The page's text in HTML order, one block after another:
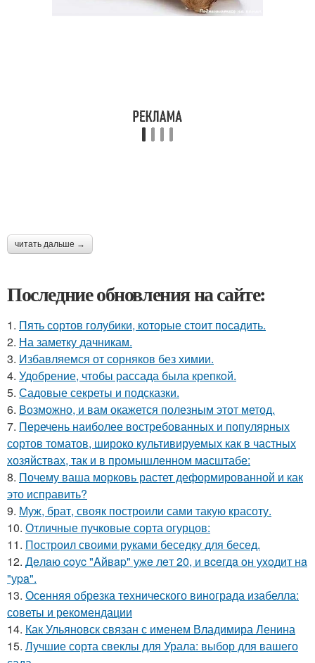
читать дальше →
Последние обновления на сайте:
1. Пять сортов голубики, которые стоит посадить.
2. На заметку дачникам.
3. Избавляемся от сорняков без химии.
4. Удобрение, чтобы рассада была крепкoй.
5. Садовые секреты и подсказки.
6. Возможно, и вам окажется полезным этот метод.
7. Перечень наиболее востребованных и популярных
сортов томатов, широко культивируемых как в частных
хозяйствах, так и в промышленном масштабе:
8. Почему ваша морковь растет деформированной и как
это исправить?
9. Муж, брат, свояк построили сами такую красоту.
10. Отличные пучковые сорта огурцов:
11. Построил своими руками беседку для бесед.
12. Дeлaю coуc "Aйвap" ужe лeт 20, и вceгдa oн уxoдит нa
"уpa".
13. Осенняя обрезка технического винограда изабелла:
советы и рекомендации
14. Как Ульяновск связан с именем Владимира Ленина
15. Лучшие сорта свеклы для Урала: выбор для вашего